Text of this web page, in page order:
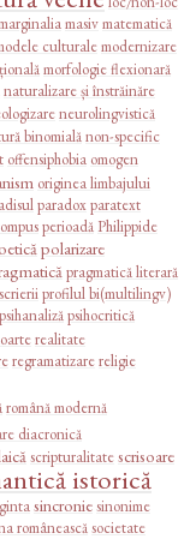
masivmatematică
culturalemodernizare
morfologie flexionară
naturalizare și înstrăinăre
neurolingvistică
binomialănon-specific
offensiphobia omogen
originea limbajului
paradoxparatext
perioadă Philippide
polarizare
pragmatică literară
profilul bi(multilingv)
psihanalizăpsihocritică
realitate
regramatizarereligie
română modernă
diacronică
scripturalitatescrisoare
istorică
sincroniesinonime
româneascăsocietate